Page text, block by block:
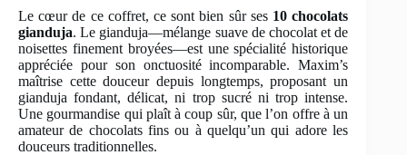
Le cœur de ce coffret, ce sont bien sûr ses 10 chocolats
gianduja. Le gianduja—mélange suave de chocolat et de
noisettes finement broyées—est une spécialité historique
appréciée pour son onctuosité incomparable. Maxim’s
maîtrise cette douceur depuis longtemps, proposant un
gianduja fondant, délicat, ni trop sucré ni trop intense.
Une gourmandise qui plaît à coup sûr, que l’on offre à un
amateur de chocolats fins ou à quelqu’un qui adore les
douceurs traditionnelles.